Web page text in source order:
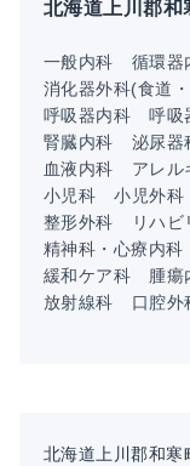
北海道上川郡和
一般内科 循環器
消化器外科(食道
呼吸器内科
呼吸
腎臓内科
泌尿器
血液内科
アレル
小児科
小児外科
整形外科
リハ
精神科・心療内科
緩和ケア科
腫瘍
放射線科
口腔外
北海道上川郡和寒